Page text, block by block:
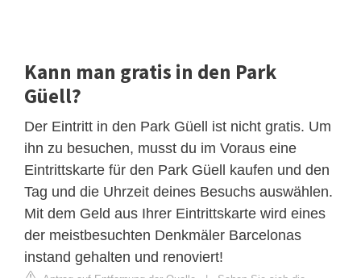
Kann man gratis in den Park
Güell?
Der Eintritt in den Park Güell ist nicht gratis. Um
ihn zu besuchen, musst du im Voraus eine
Eintrittskarte für den Park Güell kaufen und den
Tag und die Uhrzeit deines Besuchs auswählen.
Mit dem Geld aus Ihrer Eintrittskarte wird eines
der meistbesuchten Denkmäler Barcelonas
instand gehalten und renoviert!